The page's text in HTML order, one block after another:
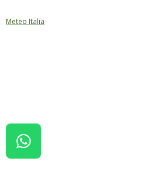
Meteo Italia
W
H